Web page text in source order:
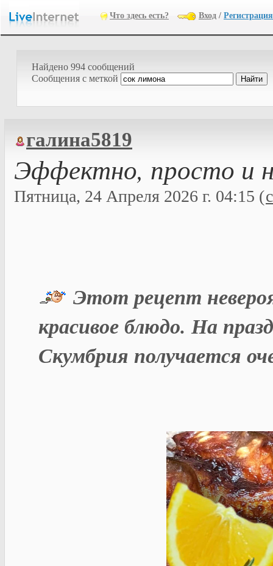
Что здесь есть? Вход / Регистрация
Найдено 994 сообщений
Cообщения с меткой
галина5819
Эффектно, просто и
Пятница, 24 Апреля 2026 г. 04:15 (
Этот рецепт
красивое блюдо. На
Скумбрия получается